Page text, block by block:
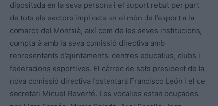
dipositada en la seva persona i el suport rebut per part
de tots els sectors implicats en el món de l’esport a la
comarca del Montsià, així com de les seves institucions,
comptarà amb la seva comissió directiva amb
representants d’ajuntaments, centres educatius, clubs i
federacions esportives. El càrrec de sots president de la
nova comissió directiva l’ostentarà Francisco León i el de
secretari Miquel Reverté. Les vocalies estan ocupades